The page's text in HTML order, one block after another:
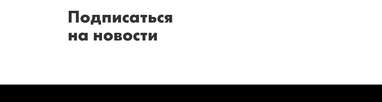
Подписаться
на новости